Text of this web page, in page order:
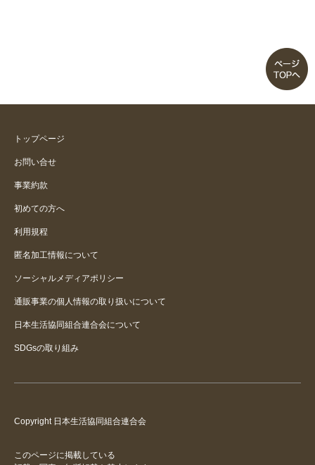
トップページ
お問い合せ
事業約款
初めての方へ
利用規程
匿名加工情報について
ソーシャルメディアポリシー
通販事業の個人情報の取り扱いについて
日本生活協同組合連合会について
SDGsの取り組み
Copyright 日本生活協同組合連合会
このページに掲載している